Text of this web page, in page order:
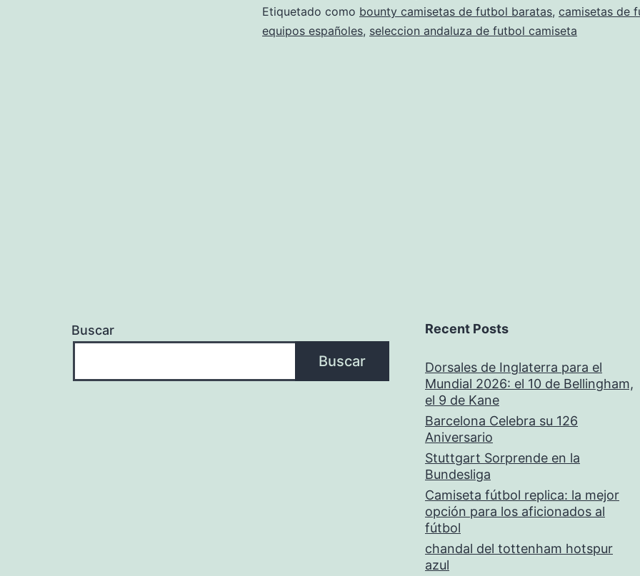
Etiquetado como bounty camisetas de futbol baratas, camisetas de
equipos españoles, seleccion andaluza de futbol camiseta
Buscar
Buscar
Recent Posts
Dorsales de Inglaterra para el
Mundial 2026: el 10 de Bellingham,
el 9 de Kane
Barcelona Celebra su 126
Aniversario
Stuttgart Sorprende en la
Bundesliga
Camiseta fútbol replica: la mejor
opción para los aficionados al
fútbol
chandal del tottenham hotspur
azul